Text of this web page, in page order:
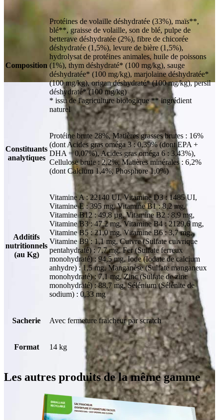
Composition
Protéines de volaille déshydratée (33%), maïs**,
blé**, graisse de volaille, son de blé, pulpe de
betterave déshydratée (2%), fibre de chicorée
déshydratée (1,5%), levure de bière (1,5%),
hydrolysat de protéines animales, huile de poissons
(1%), thym déshydraté* (100 mg/kg), sauge
déshydratée* (100 mg/kg), marjolaine déshydratée*
(100 mg/kg), origan déshydraté* (100 mg/kg), persil
déshydraté* (100 mg/kg)
* issu de l'agriculture biologique ** ingrédient
naturel
Constituants
analytiques
Protéine brute 28%, Matières grasses brutes : 16%
(dont Acides gras oméga 3 : 0,39% (dont EPA +
DHA = 0,07%), Acides gras oméga 6 : 3,43%),
Cellulose brute : 2,2%, Matières minérales : 6,2%
(dont Calcium 1,4%, Phosphore 1,0%)
Additifs
nutritionnels
(au Kg)
Vitamine A : 22140 UI, Vitamine D3 : 1485 UI,
Vitamine E : 395 mg, Vitamine B1 : 8,2 mg,
Vitamine B12 : 49,8 µg, Vitamine B2 : 8,9 mg,
Vitamine B3 : 47,2 mg, Vitamine B4 : 2129,6 mg,
Vitamine B5 : 21,0 mg, Vitamine B6 : 3,7 mg,
Vitamine B9 : 1,1 mg, Cuivre (Sulfate cuivrique
pentahydraté) : 7,7 mg, Fer (Sulfate ferreux
monohydraté) : 94,5 mg, Iode (Iodate de calcium
anhydre) : 1,5 mg, Manganèse (Sulfate manganeux
monohydraté) : 7,1 mg, Zinc (Sulfate de zinc
monohydraté) : 88,7 mg, Sélénium (Sélénite de
sodium) : 0,33 mg
Sacherie Avec fermeture fraicheur par scratch
Format 14 kg
Les autres produits de la même gamme